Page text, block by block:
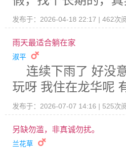
发布于：2026-04-18 22:17 | 462次
雨天最适合躺在家
淑平
连续下雨了 好没
玩呀 我住在龙华呢
发布于：2026-07-07 14:16 | 525次
另缺勿滥，非真诚勿扰。
兰花草